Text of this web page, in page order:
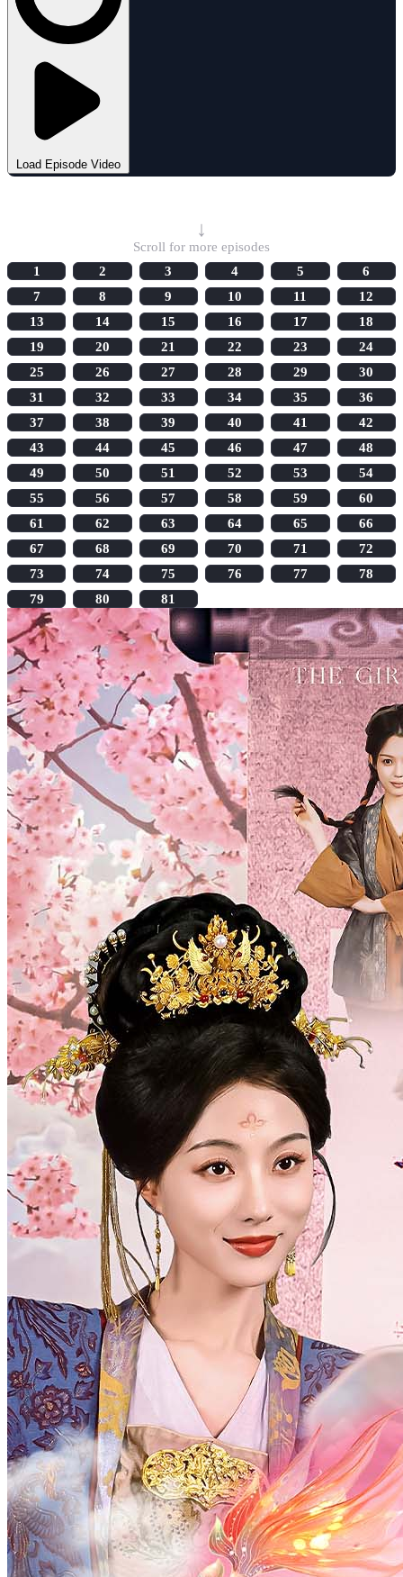
Load Episode Video
↓
Scroll for more episodes
1
2 3 4 5
6
7
8 9 10 11
12
13
14 15 16 17
18
19
20 21 22 23
24
25
26 27 28 29
30
31
32 33 34 35
36
37
38 39 40 41
42
43
44 45 46 47
48
49
50 51 52 53
54
55
56 57 58 59
60
61
62 63 64 65
66
67
68 69 70 71
72
73
74 75 76 77
78
79
80 81